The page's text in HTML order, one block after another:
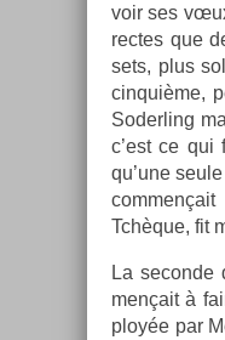
voir ses
rec­tes que
sets, plus
cin­quiè­me,
Soderl­ing
c’est ce qui
qu’une
Tchèque, fit
La secon­de
men­çait à
ployée par